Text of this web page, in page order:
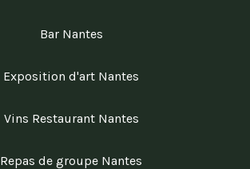
Bar Nantes
Exposition d'art Nantes
Vins Restaurant Nantes
Repas de groupe Nantes